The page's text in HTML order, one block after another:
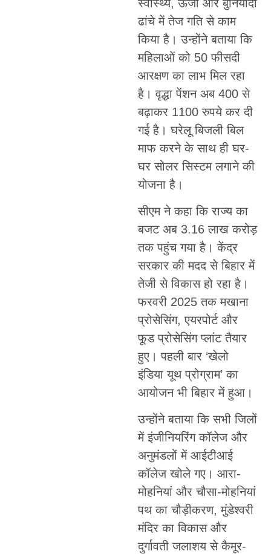
स्वास्थ्य, ऊर्जा और बुनियादी
ढांचे में तेज गति से काम
किया है। उन्होंने बताया कि
महिलाओं को 50 फीसदी
आरक्षण का लाभ मिल रहा
है। वृद्धा पेंशन अब 400 से
बढ़ाकर 1100 रुपये कर दी
गई है। घरेलू बिजली बिल
माफ करने के साथ ही घर-
घर सोलर सिस्टम लगाने की
योजना है।
सीएम ने कहा कि राज्य का
बजट अब 3.16 लाख करोड़
तक पहुंच गया है। केंद्र
सरकार की मदद से बिहार में
तेजी से विकास हो रहा है।
फरवरी 2025 तक मखाना
प्रोसेसिंग, एयरपोर्ट और
फूड प्रोसेसिंग प्लांट तैयार
हुए। पहली बार ‘खेलो
इंडिया यूथ प्रोग्राम’ का
आयोजन भी बिहार में हुआ।
उन्होंने बताया कि सभी जिलों
में इंजीनियरिंग कॉलेज और
अनुमंडलों में आईटीआई
कॉलेज खोले गए। आरा-
मोहनियां और चौसा-मोहनियां
पथ का चौड़ीकरण, मुंडेश्वरी
मंदिर का विकास और
दुर्गावती जलाशय से कैमूर-